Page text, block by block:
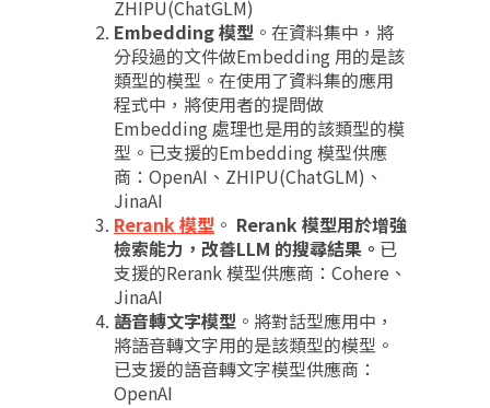
ZHIPU(ChatGLM)
Embedding 模型 。在資料集中，將
分段過的文件做Embedding 用的是該
類型的模型。在使用了資料集的應用
程式中，將使用者的提問做
Embedding 處理也是用的該類型的模
型。已支援的Embedding 模型供應
商：OpenAI、ZHIPU(ChatGLM)、
JinaAI
Rerank 模型 。 Rerank 模型用於增強
檢索能力，改善LLM 的搜尋結果。 已
支援的Rerank 模型供應商：Cohere、
JinaAI
語音轉文字模型 。將對話型應用中，
將語音轉文字用的是該類型的模型。
已支援的語音轉文字模型供應商：
OpenAI